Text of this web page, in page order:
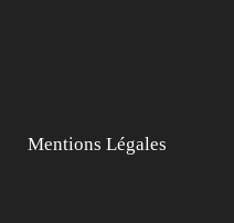
Mentions Légales